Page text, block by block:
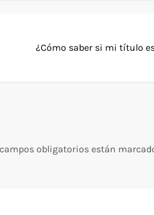
¿Cómo saber si mi título
obligatorios están